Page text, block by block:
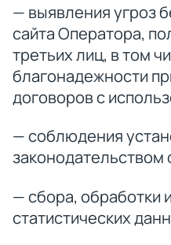
— выявления угроз
сайта Оператора,
третьих лиц, в том
благонадежности
договоров с
— соблюдения
законодательством
— сбора, обработки
статистических